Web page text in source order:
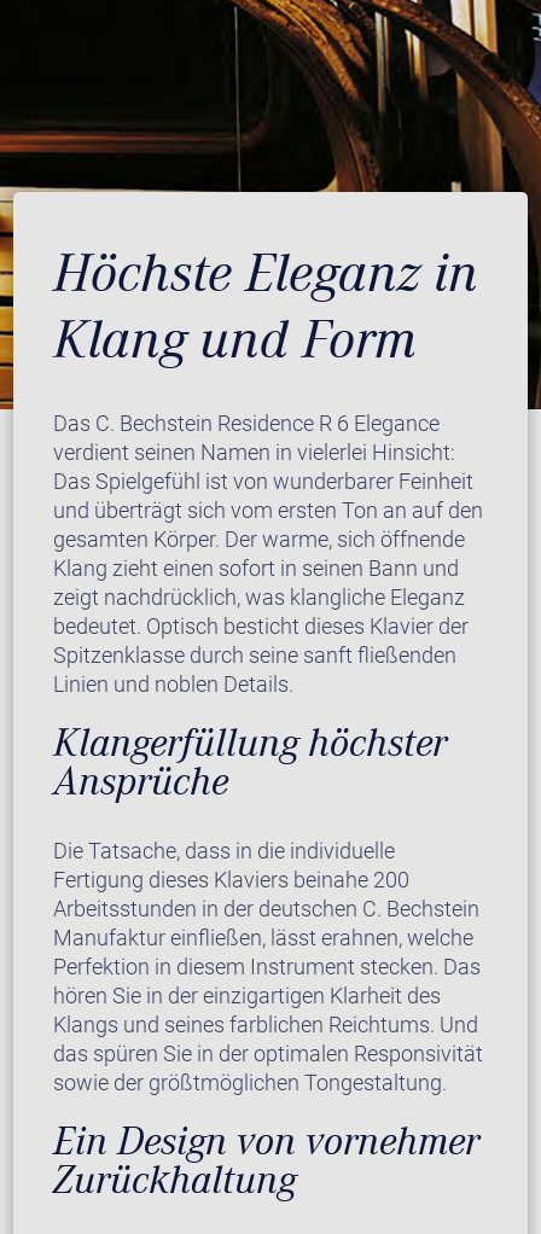
Höchste Eleganz in
Klang und Form
Das C. Bechstein Residence R 6 Elegance
verdient seinen Namen in vielerlei Hinsicht:
Das Spielgefühl ist von wunderbarer Feinheit
und überträgt sich vom ersten Ton an auf den
gesamten Körper. Der warme, sich öffnende
Klang zieht einen sofort in seinen Bann und
zeigt nachdrücklich, was klangliche Eleganz
bedeutet. Optisch besticht dieses Klavier der
Spitzenklasse durch seine sanft fließenden
Linien und noblen Details.
Klangerfüllung höchster
Ansprüche
Die Tatsache, dass in die individuelle
Fertigung dieses Klaviers beinahe 200
Arbeitsstunden in der deutschen C. Bechstein
Manufaktur einfließen, lässt erahnen, welche
Perfektion in diesem Instrument stecken. Das
hören Sie in der einzigartigen Klarheit des
Klangs und seines farblichen Reichtums. Und
das spüren Sie in der optimalen Responsivität
sowie der größtmöglichen Tongestaltung.
Ein Design von vornehmer
Zurückhaltung